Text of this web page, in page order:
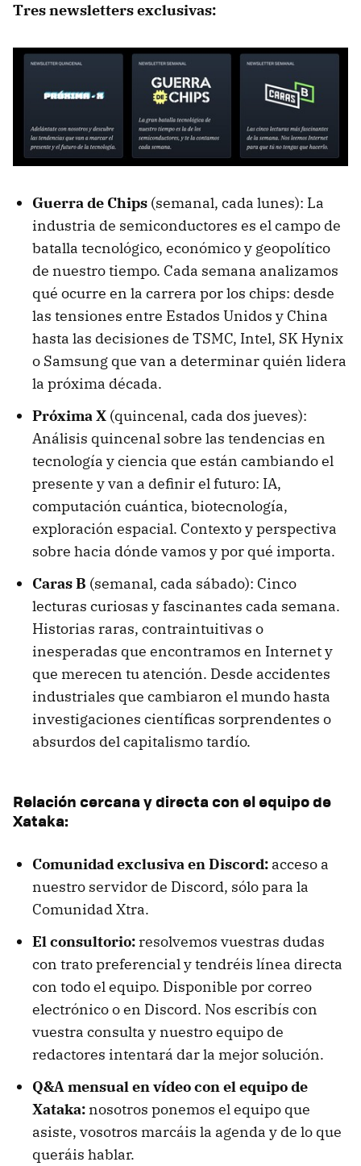
Tres newsletters exclusivas:
Guerra de Chips (semanal, cada lunes): La
industria de semiconductores es el campo de
batalla tecnológico, económico y geopolítico
de nuestro tiempo. Cada semana analizamos
qué ocurre en la carrera por los chips: desde
las tensiones entre Estados Unidos y China
hasta las decisiones de TSMC, Intel, SK Hynix
o Samsung que van a determinar quién lidera
la próxima década.
Próxima X (quincenal, cada dos jueves):
Análisis quincenal sobre las tendencias en
tecnología y ciencia que están cambiando el
presente y van a definir el futuro: IA,
computación cuántica, biotecnología,
exploración espacial. Contexto y perspectiva
sobre hacia dónde vamos y por qué importa.
Caras B (semanal, cada sábado): Cinco
lecturas curiosas y fascinantes cada semana.
Historias raras, contraintuitivas o
inesperadas que encontramos en Internet y
que merecen tu atención. Desde accidentes
industriales que cambiaron el mundo hasta
investigaciones científicas sorprendentes o
absurdos del capitalismo tardío.
Relación cercana y directa con el equipo de
Xataka:
Comunidad exclusiva en Discord: acceso a
nuestro servidor de Discord, sólo para la
Comunidad Xtra.
El consultorio: resolvemos vuestras dudas
con trato preferencial y tendréis línea directa
con todo el equipo. Disponible por correo
electrónico o en Discord. Nos escribís con
vuestra consulta y nuestro equipo de
redactores intentará dar la mejor solución.
Q&A mensual en vídeo con el equipo de
Xataka: nosotros ponemos el equipo que
asiste, vosotros marcáis la agenda y de lo que
queráis hablar.